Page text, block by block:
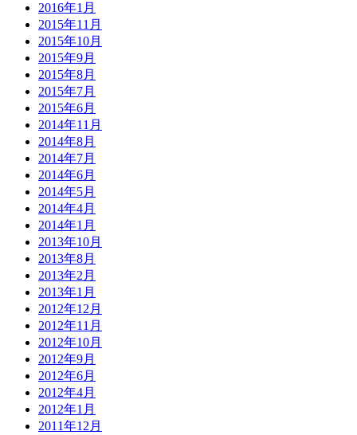
2016年1月
2015年11月
2015年10月
2015年9月
2015年8月
2015年7月
2015年6月
2014年11月
2014年8月
2014年7月
2014年6月
2014年5月
2014年4月
2014年1月
2013年10月
2013年8月
2013年2月
2013年1月
2012年12月
2012年11月
2012年10月
2012年9月
2012年6月
2012年4月
2012年1月
2011年12月